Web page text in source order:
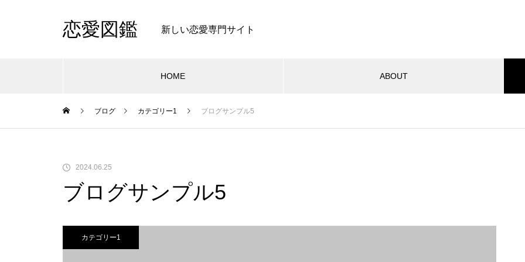
恋愛図鑑 新しい恋愛専門サイト
HOME ABOUT
ブログ カテゴリー1 ブログサンプル5
2024.06.25
ブログサンプル5
カテゴリー1